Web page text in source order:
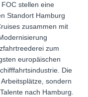
stellen eine
Standort Hamburg
zusammen mit
zum
europäischen
Die
sondern
nach Hamburg.